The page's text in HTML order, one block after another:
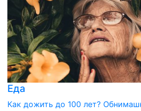
Еда
Как дожить до 100 лет?